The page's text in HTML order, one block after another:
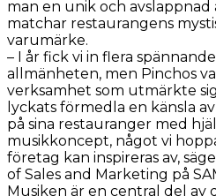
man en unik och
matchar restaurangens
varumärke.
– I år fick vi in flera
allmänheten, men Pinchos
verksamhet som utmärkte
lyckats förmedla en känsla
på sina restauranger med
musikkoncept, något vi
företag kan inspireras av,
of Sales and Marketing på
Musiken är en central del av